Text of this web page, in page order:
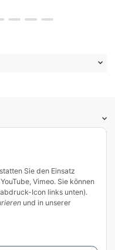
Sie den Einsatz
Vimeo. Sie können
Icon links unten).
und in unserer